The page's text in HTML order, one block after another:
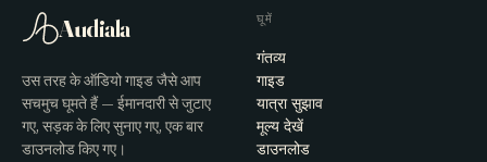
Audiala
उस तरह के ऑडियो गाइड जैसे आप
सचमुच घूमते हैं — ईमानदारी से जुटाए
गए, सड़क के लिए सुनाए गए, एक बार
डाउनलोड किए गए।
घूमें
गंतव्य
गाइड
यात्रा सुझाव
मूल्य देखें
डाउनलोड